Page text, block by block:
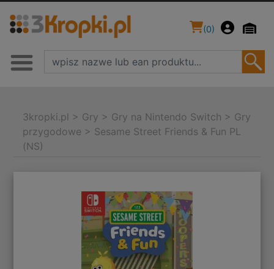
(0)
3kropki.pl > Gry > Gry na Nintendo Switch > Gry
przygodowe > Sesame Street Friends & Fun PL
(NS)